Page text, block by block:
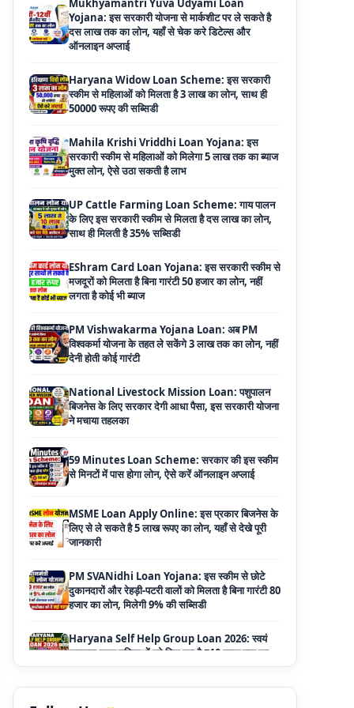
Haryana Widow Loan Scheme: इस सरकारी
स्कीम से महिलाओं को मिलता है 3 लाख का लोन, साथ ही
50000 रूपए की सब्सिडी
Mahila Krishi Vriddhi Loan Yojana: इस
सरकारी स्कीम से महिलाओं को मिलेगा 5 लाख तक का ब्याज
मुक्त लोन, ऐसे उठा सकती है लाभ
UP Cattle Farming Loan Scheme: गाय पालन
के लिए इस सरकारी स्कीम से मिलता है दस लाख का लोन,
साथ ही मिलती है 35% सब्सिडी
EShram Card Loan Yojana: इस सरकारी स्कीम से
मजदूरों को मिलता है बिना गारंटी 50 हजार का लोन, नहीं
लगता है कोई भी ब्याज
PM Vishwakarma Yojana Loan: अब PM
विश्वकर्मा योजना के तहत ले सकेंगे 3 लाख तक का लोन, नहीं
देनी होती कोई गारंटी
National Livestock Mission Loan: पशुपालन
बिजनेस के लिए सरकार देगी आधा पैसा, इस सरकारी योजना
ने मचाया तहलका
59 Minutes Loan Scheme: सरकार की इस स्कीम
से मिनटों में पास होगा लोन, ऐसे करें ऑनलाइन अप्लाई
लिए से ले सकते है 5 लाख रूपए का लोन, यहाँ से देखे पूरी
जानकारी
PM SVANidhi Loan Yojana: इस स्कीम से छोटे
दुकानदारों और रेहड़ी-पटरी वालों को मिलता है बिना गारंटी 80
हजार का लोन, मिलेगी 9% की सब्सिडी
Haryana Self Help Group Loan 2026: स्वयं
सहायता समूह महिलाओं को मिल रहा है ₹10 लाख तक का
लोन, ऐसे करें आवेदन
Bakri Palan Loan Online Apply: अब बकरी
पालन योजना के तहत ले सकते है 5 लाख तक का लोन,